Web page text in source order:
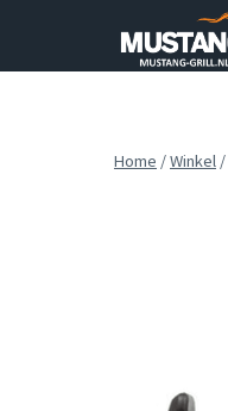
inhoud
Home /Winkel /